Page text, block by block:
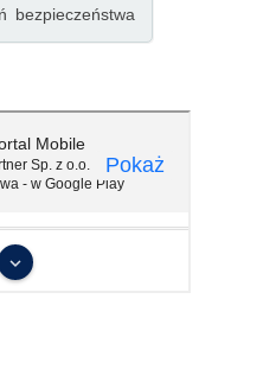
bezpieczeństwa